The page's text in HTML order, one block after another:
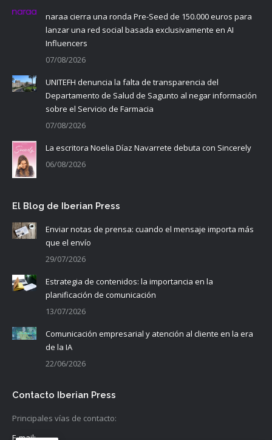
naraa cierra una ronda Pre-Seed de 150.000 euros para
lanzar una red social basada exclusivamente en AI
Influencers
07/08/2026
UNITEFH denuncia la falta de transparencia del
Departamento de Salud de Sagunto al negar información
sobre el Servicio de Farmacia
07/08/2026
La escritora Noelia Díaz Navarrete debuta con Sincerely
06/08/2026
El Blog de Iberian Press
Enviar notas de prensa: cuando el mensaje importa más
que el envío
29/07/2026
Estrategia de contenidos: la importancia en la
planificación de comunicación
13/07/2026
Comunicación empresarial y atención al cliente en la era
de la IA
22/06/2026
Contacto Iberian Press
Principales vías de contacto:
E-mail: